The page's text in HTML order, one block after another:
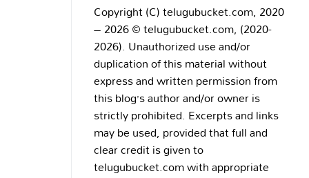
Copyright (C) telugubucket.com, 2020
– 2026 © telugubucket.com, (2020-
2026). Unauthorized use and/or
duplication of this material without
express and written permission from
this blog’s author and/or owner is
strictly prohibited. Excerpts and links
may be used, provided that full and
clear credit is given to
telugubucket.com with appropriate